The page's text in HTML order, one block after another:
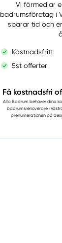
Vi förmedlar
badrumsföretag i
sparar tid och
Kostnadsfritt
5st offerter
Få kostnadsfri
Alla Badrum behöver dina
badrumsrenoverare i
prenumerationen på